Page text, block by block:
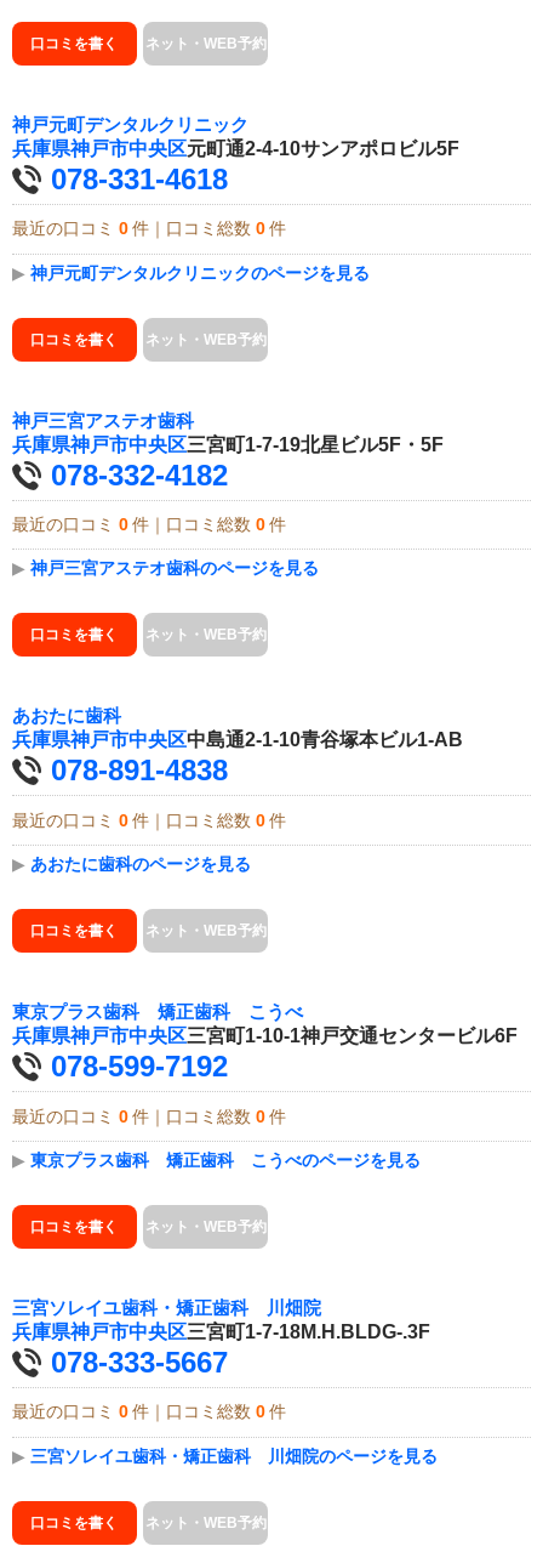
口コミを書く ネット・WEB予約
神戸元町デンタルクリニック
兵庫県神戸市中央区元町通2-4-10サンアポロビル5F
078-331-4618
最近の口コミ 0 件｜口コミ総数 0 件
▶ 神戸元町デンタルクリニックのページを見る
口コミを書く ネット・WEB予約
神戸三宮アステオ歯科
兵庫県神戸市中央区三宮町1-7-19北星ビル5F・5F
078-332-4182
最近の口コミ 0 件｜口コミ総数 0 件
▶ 神戸三宮アステオ歯科のページを見る
口コミを書く ネット・WEB予約
あおたに歯科
兵庫県神戸市中央区中島通2-1-10青谷塚本ビル1-AB
078-891-4838
最近の口コミ 0 件｜口コミ総数 0 件
▶ あおたに歯科のページを見る
口コミを書く ネット・WEB予約
東京プラス歯科 矯正歯科 こうべ
兵庫県神戸市中央区三宮町1-10-1神戸交通センタービル6F
078-599-7192
最近の口コミ 0 件｜口コミ総数 0 件
▶ 東京プラス歯科 矯正歯科 こうべのページを見る
口コミを書く ネット・WEB予約
三宮ソレイユ歯科・矯正歯科 川畑院
兵庫県神戸市中央区三宮町1-7-18M.H.BLDG-.3F
078-333-5667
最近の口コミ 0 件｜口コミ総数 0 件
▶ 三宮ソレイユ歯科・矯正歯科 川畑院のページを見る
口コミを書く ネット・WEB予約